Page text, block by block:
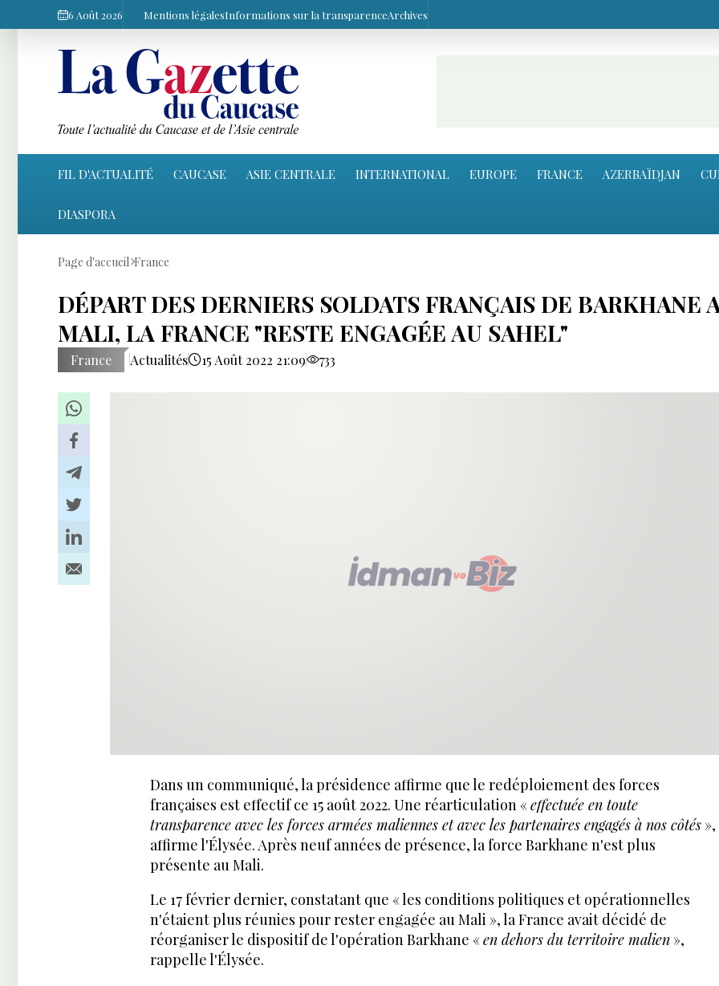
6 Août 2026 Mentions légalesInformations sur la transparenceArchives
FIL D'ACTUALITÉ CAUCASE ASIE CENTRALE INTERNATIONAL EUROPE FRANCE AZERBAÏDJAN
DIASPORA
Page d'accueil France
DÉPART DES DERNIERS SOLDATS FRANÇAIS DE BARKHANE
MALI, LA FRANCE "RESTE ENGAGÉE AU SAHEL"
France Actualités 15 Août 2022 21:09 733
Dans un communiqué, la présidence affirme que le redéploiement des forces
françaises est effectif ce 15 août 2022. Une réarticulation « effectuée en toute
transparence avec les forces armées maliennes et avec les partenaires engagés à nos côtés »,
affirme l'Élysée. Après neuf années de présence, la force Barkhane n'est plus
présente au Mali.
Le 17 février dernier, constatant que « les conditions politiques et opérationnelles
n'étaient plus réunies pour rester engagée au Mali », la France avait décidé de
réorganiser le dispositif de l'opération Barkhane « en dehors du territoire malien »,
rappelle l'Élysée.